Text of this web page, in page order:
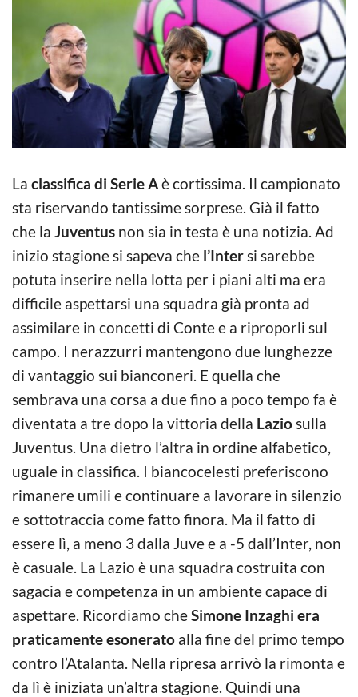
La classifica di Serie Aè cortissima. Il campionato
sta riservando tantissime sorprese. Già il fatto
che la Juventus non sia in testa è una notizia. Ad
inizio stagione si sapeva che l’Intersi sarebbe
potuta inserire nella lotta per i piani alti ma era
difficile aspettarsi una squadra già pronta ad
assimilare in concetti di Conte e a riproporli sul
campo. I nerazzurri mantengono due lunghezze
di vantaggio sui bianconeri. E quella che
sembrava una corsa a due fino a poco tempo fa è
diventata a tre dopo la vittoria della Laziosulla
Juventus. Una dietro l’altra in ordine alfabetico,
uguale in classifica. I biancocelesti preferiscono
rimanere umili e continuare a lavorare in silenzio
e sottotraccia come fatto finora. Ma il fatto di
essere lì, a meno 3 dalla Juve e a -5 dall’Inter, non
è casuale. La Lazio è una squadra costruita con
sagacia e competenza in un ambiente capace di
aspettare. Ricordiamo cheSimone Inzaghi era
praticamente esonerato alla fine del primo tempo
contro l’Atalanta. Nella ripresa arrivò la rimonta e
da lì è iniziata un’altra stagione. Quindi una